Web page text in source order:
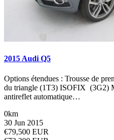
2015 Audi Q5
Options étendues : Trousse de
du triangle (1T3) ISOFIX (3G2)
antireflet automatique…
0km
30 Jun 2015
€79,500 EUR